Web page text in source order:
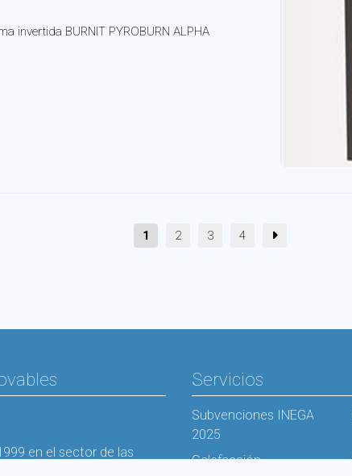
invertida BURNIT PYROBURN ALPHA
1 2 3 4
en el sector de las
Servicios
Subvenciones INEGA
2025
Calefacción